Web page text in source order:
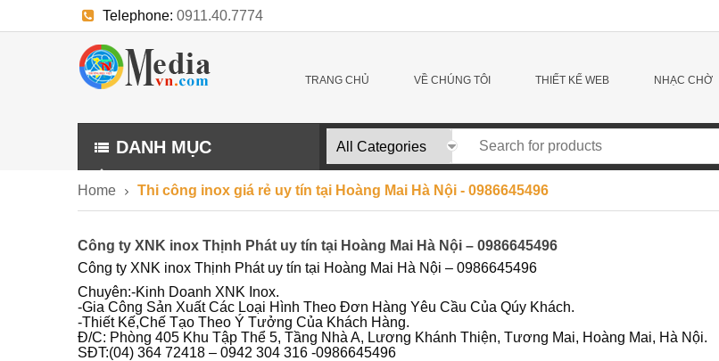
Telephone: 0911.40.7774
E-mail:trangthuonghieu.kythuat@gmail.com
TRANG CHỦ VỀ CHÚNG TÔI THIẾT KẾ WEB NHẠC CHỜ
DANH MỤC
Home Thi công inox giá rẻ uy tín tại Hoàng Mai Hà Nội - 0986645496
Công ty XNK inox Thịnh Phát uy tín tại Hoàng Mai Hà Nội – 0986645496
Công ty XNK inox Thịnh Phát uy tín tại Hoàng Mai Hà Nội – 0986645496
Chuyên:-Kinh Doanh XNK Inox.
-Gia Công Sản Xuất Các Loại Hình Theo Đơn Hàng Yêu Cầu Của Qúy Khách.
-Thiết Kế,Chế Tạo Theo Ý Tưởng Của Khách Hàng.
Đ/C: Phòng 405 Khu Tập Thể 5, Tầng Nhà A, Lương Khánh Thiện, Tương Mai, Hoàng Mai, Hà Nội.
SĐT:(04) 364 72418 – 0942 304 316 -0986645496